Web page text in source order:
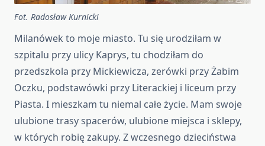
Fot. Radosław Kurnicki
Milanówek to moje miasto. Tu się urodziłam w
szpitalu przy ulicy Kaprys, tu chodziłam do
przedszkola przy Mickiewicza, zerówki przy Żabim
Oczku, podstawówki przy Literackiej i liceum przy
Piasta. I mieszkam tu niemal całe życie. Mam swoje
ulubione trasy spacerów, ulubione miejsca i sklepy,
w których robię zakupy. Z wczesnego dzieciństwa